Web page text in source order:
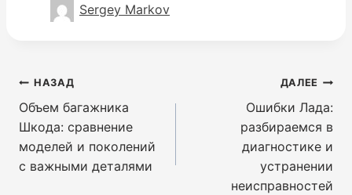
Sergey Markov
Навигация
по
записям
НАЗАД
Объем багажника
Шкода: сравнение
моделей и поколений
с важными деталями
ДАЛЕЕ
Ошибки Лада:
разбираемся в
диагностике и
устранении
неисправностей